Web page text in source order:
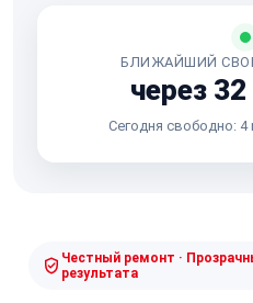
БЛИЖАЙШИЙ
через
Сегодня свободно:
Честный ремонт ·
результата